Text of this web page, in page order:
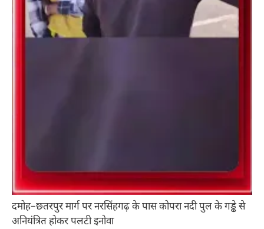
दमोह–छतरपुर मार्ग पर नरसिंहगढ़ के पास कोपरा नदी पुल के गड्ढे से
अनियंत्रित होकर पलटी इनोवा